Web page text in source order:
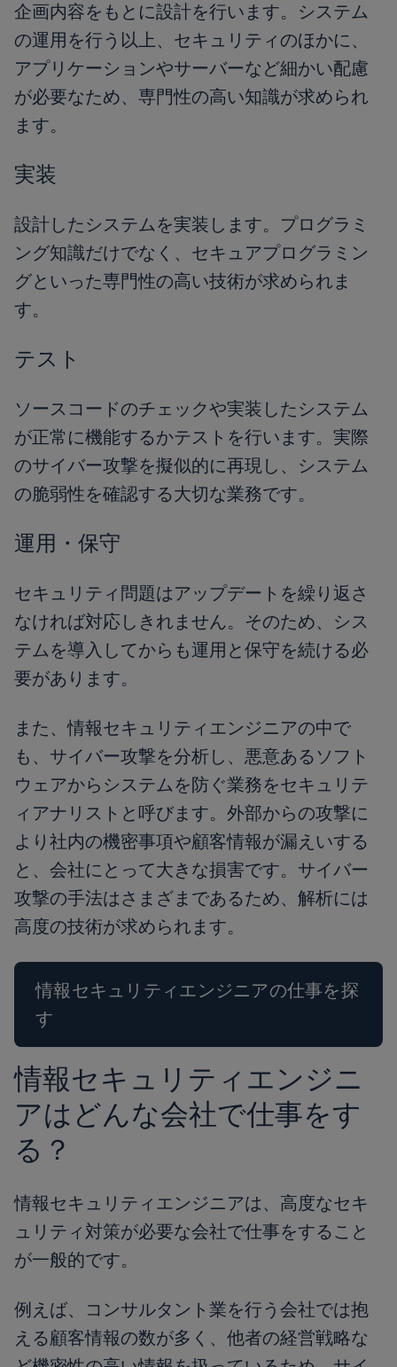
企画内容をもとに設計を行います。システム
の運用を行う以上、セキュリティのほかに、
アプリケーションやサーバーなど細かい配慮
が必要なため、専門性の高い知識が求められ
ます。
実装
設計したシステムを実装します。プログラミ
ング知識だけでなく、セキュアプログラミン
グといった専門性の高い技術が求められま
す。
テスト
ソースコードのチェックや実装したシステム
が正常に機能するかテストを行います。実際
のサイバー攻撃を擬似的に再現し、システム
の脆弱性を確認する大切な業務です。
運用・保守
セキュリティ問題はアップデートを繰り返さ
なければ対応しきれません。そのため、シス
テムを導入してからも運用と保守を続ける必
要があります。
また、情報セキュリティエンジニアの中で
も、サイバー攻撃を分析し、悪意あるソフト
ウェアからシステムを防ぐ業務をセキュリテ
ィアナリストと呼びます。外部からの攻撃に
より社内の機密事項や顧客情報が漏えいする
と、会社にとって大きな損害です。サイバー
攻撃の手法はさまざまであるため、解析には
高度の技術が求められます。
情報セキュリティエンジニアの仕事を探
す
情報セキュリティエンジニ
アはどんな会社で仕事をす
る？
情報セキュリティエンジニアは、高度なセキ
ュリティ対策が必要な会社で仕事をすること
が一般的です。
例えば、コンサルタント業を行う会社では抱
える顧客情報の数が多く、他者の経営戦略な